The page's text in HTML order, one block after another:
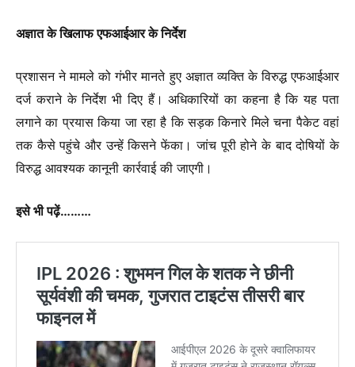
अज्ञात के खिलाफ एफआईआर के निर्देश
प्रशासन ने मामले को गंभीर मानते हुए अज्ञात व्यक्ति के विरुद्ध एफआईआर
दर्ज कराने के निर्देश भी दिए हैं। अधिकारियों का कहना है कि यह पता
लगाने का प्रयास किया जा रहा है कि सड़क किनारे मिले चना पैकेट वहां
तक कैसे पहुंचे और उन्हें किसने फेंका। जांच पूरी होने के बाद दोषियों के
विरुद्ध आवश्यक कानूनी कार्रवाई की जाएगी।
इसे भी पढ़ें………